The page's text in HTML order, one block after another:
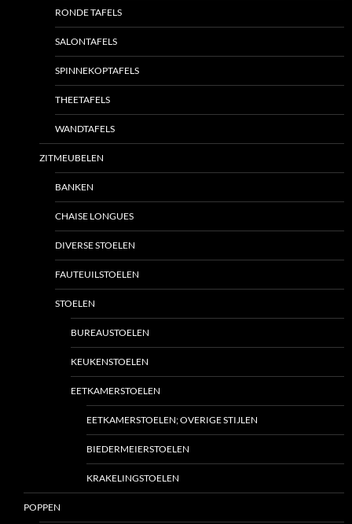
RONDE TAFELS
SALONTAFELS
SPINNEKOPTAFELS
THEETAFELS
WANDTAFELS
ZITMEUBELEN
BANKEN
CHAISE LONGUES
DIVERSE STOELEN
FAUTEUILSTOELEN
STOELEN
BUREAUSTOELEN
KEUKENSTOELEN
EETKAMERSTOELEN
EETKAMERSTOELEN; OVERIGE STIJLEN
BIEDERMEIERSTOELEN
KRAKELINGSTOELEN
POPPEN